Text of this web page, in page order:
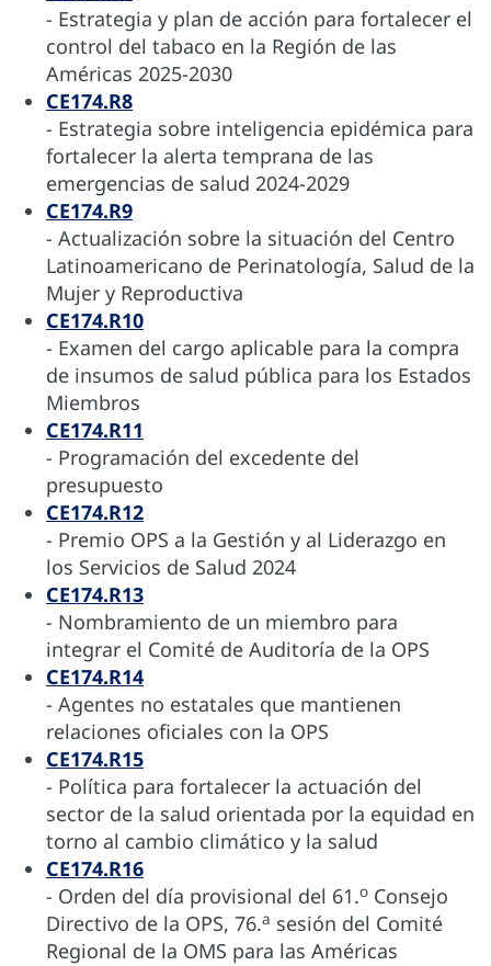
- Estrategia y plan de acción para fortalecer el
control del tabaco en la Región de las
Américas 2025-2030
CE174.R8
- Estrategia sobre inteligencia epidémica para
fortalecer la alerta temprana de las
emergencias de salud 2024-2029
CE174.R9
- Actualización sobre la situación del Centro
Latinoamericano de Perinatología, Salud de la
Mujer y Reproductiva
CE174.R10
- Examen del cargo aplicable para la compra
de insumos de salud pública para los Estados
Miembros
CE174.R11
- Programación del excedente del
presupuesto
CE174.R12
- Premio OPS a la Gestión y al Liderazgo en
los Servicios de Salud 2024
CE174.R13
- Nombramiento de un miembro para
integrar el Comité de Auditoría de la OPS
CE174.R14
- Agentes no estatales que mantienen
relaciones oficiales con la OPS
CE174.R15
- Política para fortalecer la actuación del
sector de la salud orientada por la equidad en
torno al cambio climático y la salud
CE174.R16
- Orden del día provisional del 61.o Consejo
Directivo de la OPS, 76.a sesión del Comité
Regional de la OMS para las Américas